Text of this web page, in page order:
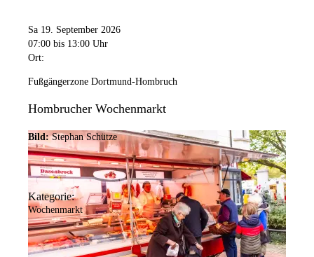
Sa 19. September 2026
07:00 bis 13:00 Uhr
Ort:
Fußgängerzone Dortmund-Hombruch
Hombrucher Wochenmarkt
Bild: Stephan Schütze
Kategorie:
Wochenmarkt